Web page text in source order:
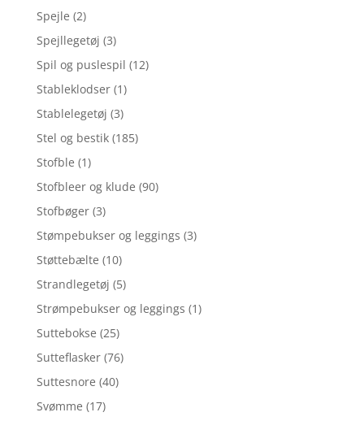
Spejle (2)
Spejllegetøj (3)
Spil og puslespil (12)
Stableklodser (1)
Stablelegetøj (3)
Stel og bestik (185)
Stofble (1)
Stofbleer og klude (90)
Stofbøger (3)
Stømpebukser og leggings (3)
Støttebælte (10)
Strandlegetøj (5)
Strømpebukser og leggings (1)
Suttebokse (25)
Sutteflasker (76)
Suttesnore (40)
Svømme (17)